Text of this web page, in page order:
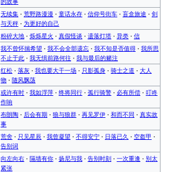
无续集 · 荒野路漫漫 · 童话永存 · 信仰号街车 · 盲盒旅途 · 剑
与天秤 · 为更好的自己
粉碎大地 · 烁烁星火 · 真假怪谈 · 遗落灯塔 · 异类 · 信
我不曾怀揣希望 · 我不会全部遗忘 · 我不知是否值得 · 我所思
不止于此 · 我无惧前路何往 · 我与最后的赌注
红松 · 落灰 · 我也要大干一场 · 只影孤身 · 骑士之道 · 大人
物 · 随风飘荡
或许有时 · 我如浮萍 · 终将同行 · 孤行骑警 · 必有所偿 · 叮咚
作响
布朗陶 · 后会有期 · 狼与狼群 · 再见罗伊 · 和而不同 · 真实故
事
荒舍 · 只见星辰 · 我曾凝望 · 不得安宁 · 日落已久 · 空盔甲 ·
告别词
向左向右 · 隔墙有你 · 扬尼与我 · 告别时刻 · 一次重逢 · 别太
紧张